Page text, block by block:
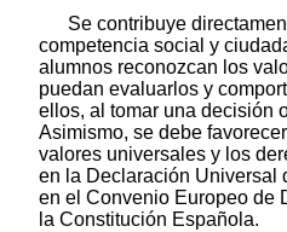
Se contribuye
competencia social y
alumnos reconozcan los
puedan evaluarlos y
ellos, al tomar una decisión
Asimismo, se debe
valores universales y los
en la Declaración Universal
en el Convenio Europeo de
la Constitución Española.